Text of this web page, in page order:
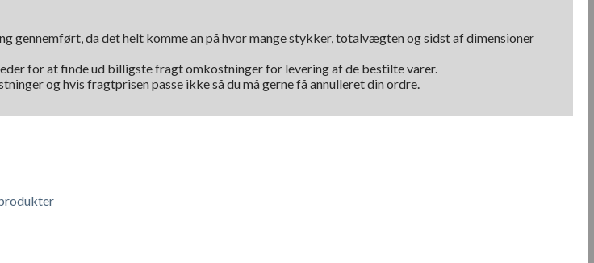
da det helt komme an på hvor mange stykker, totalvægten og sidst af dimensioner
for at finde ud billigste fragt omkostninger for levering af de bestilte varer.
og hvis fragtprisen passe ikke så du må gerne få annulleret din ordre.